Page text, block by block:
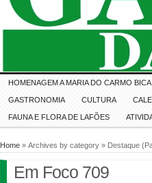
HOMENAGEM A MARIA DO CARMO BICA
GASTRONOMIA CULTURA
FAUNA E FLORA DE LAFÕES
Home » Archives by category » Destaque
Em Foco 709